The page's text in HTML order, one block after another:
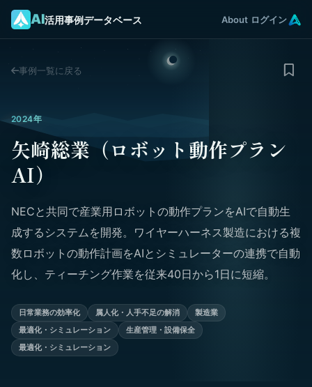
AI活用事例データベース About ログイン
事例一覧に戻る
2024年
矢崎総業（ロボット動作プラン
AI）
NECと共同で産業用ロボットの動作プランをAIで自動生
成するシステムを開発。ワイヤーハーネス製造における複
数ロボットの動作計画をAIとシミュレーターの連携で自動
化し、ティーチング作業を従来40日から1日に短縮。
日常業務の効率化 属人化・人手不足の解消
製造業
最適化・シミュレーション
生産管理・設備保全
最適化・シミュレーション